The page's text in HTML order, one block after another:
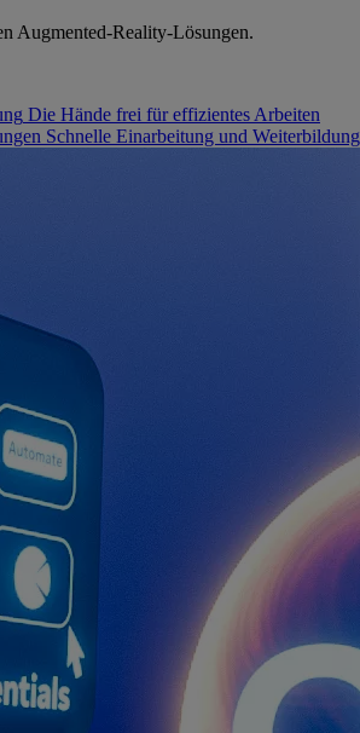
Augmented-Reality-Lösungen.
Die Hände frei für effizientes Arbeiten
Schnelle Einarbeitung und Weiterbildung